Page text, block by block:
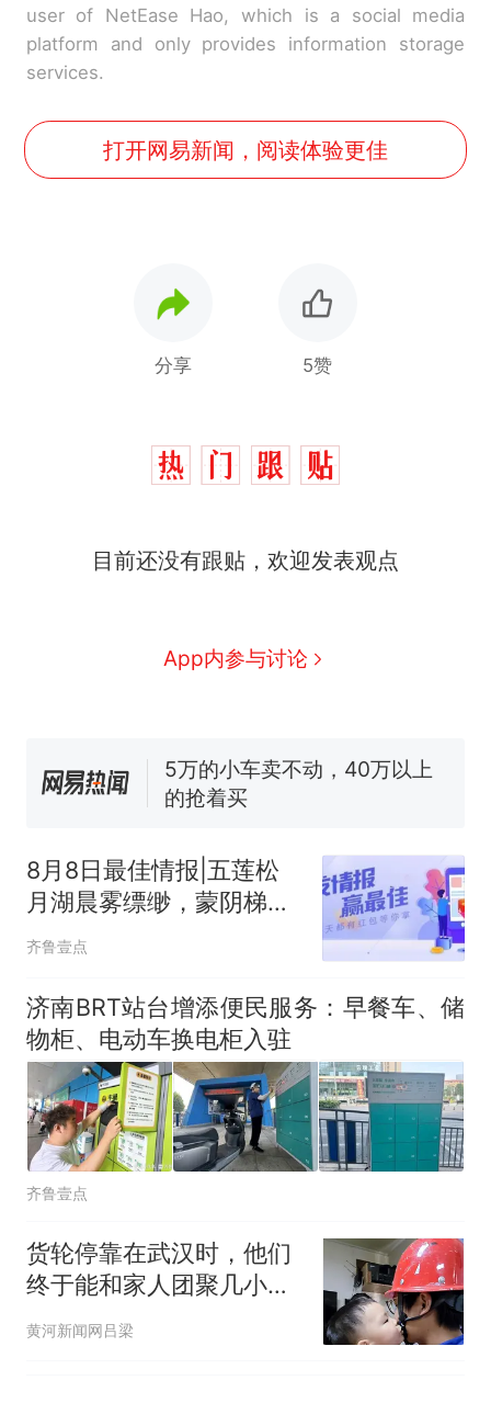
user of NetEase Hao, which is a social media
platform and only provides information storage
services.
打开网易新闻，阅读体验更佳
分享 5赞
目前还没有跟贴，欢迎发表观点
App内参与讨论
全部作废，公平么？
新
全球唯一没有法定首都的国
线一圈，还曾两次到中国寻根
5060元才肯搬上楼！女子傻眼
空调24小时开着反而更省电？
热 十多万人报名的考试，成绩
全部作废，公平么？
8月8日最佳情报|五莲松
月湖晨雾缥缈，蒙阴梯田
宛若大地调色盘
齐鲁壹点
济南BRT站台增添便民服务：早餐车、储
物柜、电动车换电柜入驻
齐鲁壹点
货轮停靠在武汉时，他们
终于能和家人团聚几小
时，“7个月没见到儿子，
太惊喜了”
黄河新闻网吕梁